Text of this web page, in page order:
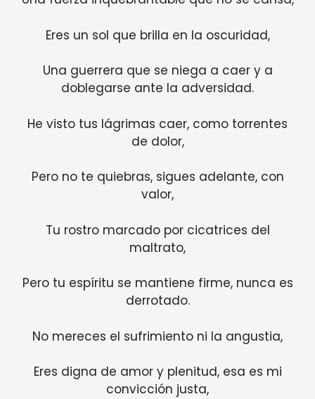
Eres un sol que brilla en la oscuridad,
Una guerrera que se niega a caer y a
doblegarse ante la adversidad.
He visto tus lágrimas caer, como torrentes
de dolor,
Pero no te quiebras, sigues adelante, con
valor,
Tu rostro marcado por cicatrices del
maltrato,
Pero tu espíritu se mantiene firme, nunca es
derrotado.
No mereces el sufrimiento ni la angustia,
Eres digna de amor y plenitud, esa es mi
convicción justa,